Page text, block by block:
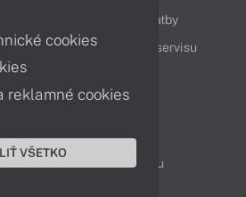
Možnosti doručenia a platby
Servisné služby Cenník servisu
Kontakty
Obchodné oddelenie
Reklamácia tovaru
cookies
reklamné cookies
VŠETKO